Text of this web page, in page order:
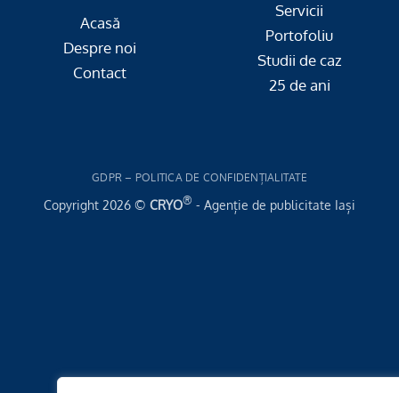
Acasă
Despre noi
Contact
Servicii
Portofoliu
Studii de caz
25 de ani
GDPR – POLITICA DE CONFIDENȚIALITATE
Copyright 2026 © CRYO® - Agenție de publicitate Iași